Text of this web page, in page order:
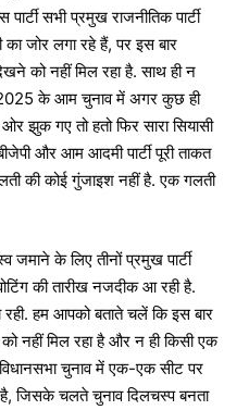
सभी प्रमुख राजनीतिक पार्टी
का जोर लगा रहे हैं, पर इस बार
को नहीं मिल रहा है. साथ ही न
2025 के आम चुनाव में अगर कुछ ही
ओर झुक गए तो हतो फिर सारा सियासी
और आम आदमी पार्टी पूरी ताकत
की कोई गुंजाइश नहीं है. एक गलती
जमाने के लिए तीनों प्रमुख पार्टी
की तारीख नजदीक आ रही है.
हम आपको बताते चलें कि इस बार
नहीं मिल रहा है और न ही किसी एक
विधानसभा चुनाव में एक-एक सीट पर
है, जिसके चलते चुनाव दिलचस्प बनता